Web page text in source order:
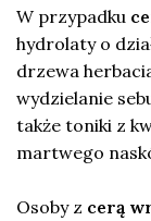
W przypadku
hydrolaty o
drzewa
wydzielanie
także toniki z
martwego
Osoby z cerą